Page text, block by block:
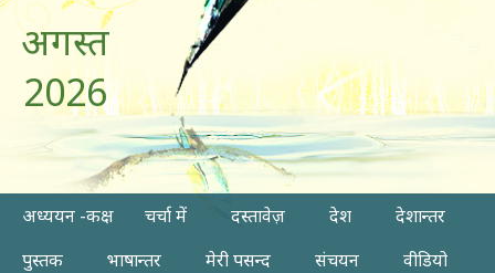
अगस्त
2026
अध्ययन -कक्ष चर्चा में दस्तावेज़ देश
देशान्तर
पुस्तक
भाषान्तर मेरी पसन्द संचयन
वीडियो